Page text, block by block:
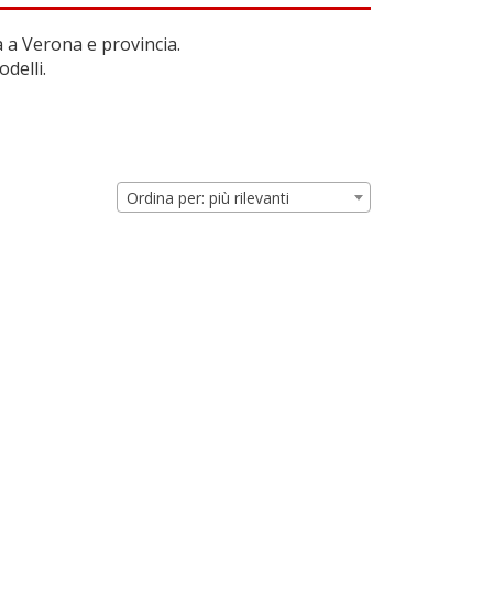
Verona e provincia.
Ordina per: più rilevanti